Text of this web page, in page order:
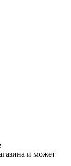
и может